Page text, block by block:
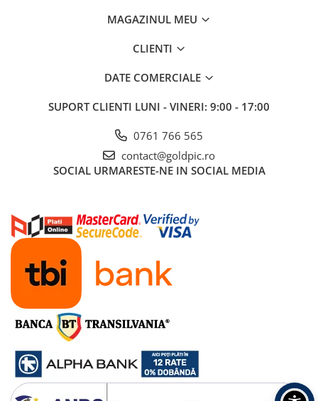
MAGAZINUL MEU
CLIENTI
DATE COMERCIALE
SUPORT CLIENTI LUNI - VINERI: 9:00 - 17:00
0761 766 565
contact@goldpic.ro
SOCIAL URMARESTE-NE IN SOCIAL MEDIA